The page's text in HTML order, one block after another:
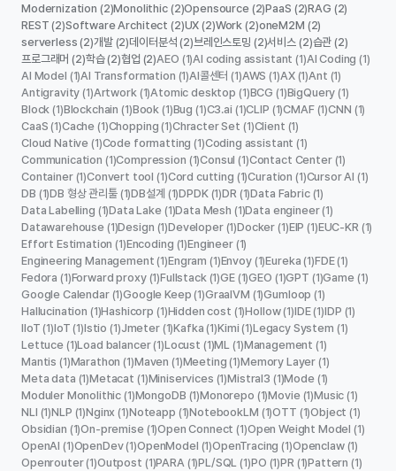
Modernization (2)Monolithic (2)Opensource (2)PaaS (2)RAG (2)
REST (2)Software Architect (2)UX (2)Work (2)oneM2M (2)
serverless (2)개발 (2)데이터분석 (2)브레인스토밍 (2)서비스 (2)습관 (2)
프로그래머 (2)학습 (2)협업 (2)AEO (1)AI coding assistant (1)AI Coding (1)
AI Model (1)AI Transformation (1)AI콜센터 (1)AWS (1)AX (1)Ant (1)
Antigravity (1)Artwork (1)Atomic desktop (1)BCG (1)BigQuery (1)
Block (1)Blockchain (1)Book (1)Bug (1)C3.ai (1)CLIP (1)CMAF (1)CNN (1)
CaaS (1)Cache (1)Chopping (1)Chracter Set (1)Client (1)
Cloud Native (1)Code formatting (1)Coding assistant (1)
Communication (1)Compression (1)Consul (1)Contact Center (1)
Container (1)Convert tool (1)Cord cutting (1)Curation (1)Cursor AI (1)
DB (1)DB 형상 관리툴 (1)DB설계 (1)DPDK (1)DR (1)Data Fabric (1)
Data Labelling (1)Data Lake (1)Data Mesh (1)Data engineer (1)
Datawarehouse (1)Design (1)Developer (1)Docker (1)EIP (1)EUC-KR (1)
Effort Estimation (1)Encoding (1)Engineer (1)
Engineering Management (1)Engram (1)Envoy (1)Eureka (1)FDE (1)
Fedora (1)Forward proxy (1)Fullstack (1)GE (1)GEO (1)GPT (1)Game (1)
Google Calendar (1)Google Keep (1)GraalVM (1)Gumloop (1)
Hallucination (1)Hashicorp (1)Hidden cost (1)Hollow (1)IDE (1)IDP (1)
IIoT (1)IoT (1)Istio (1)Jmeter (1)Kafka (1)Kimi (1)Legacy System (1)
Lettuce (1)Load balancer (1)Locust (1)ML (1)Management (1)
Mantis (1)Marathon (1)Maven (1)Meeting (1)Memory Layer (1)
Meta data (1)Metacat (1)Miniservices (1)Mistral3 (1)Mode (1)
Moduler Monolithic (1)MongoDB (1)Monorepo (1)Movie (1)Music (1)
NLI (1)NLP (1)Nginx (1)Noteapp (1)NotebookLM (1)OTT (1)Object (1)
Obsidian (1)On-premise (1)Open Connect (1)Open Weight Model (1)
OpenAI (1)OpenDev (1)OpenModel (1)OpenTracing (1)Openclaw (1)
Openrouter (1)Outpost (1)PARA (1)PL/SQL (1)PO (1)PR (1)Pattern (1)